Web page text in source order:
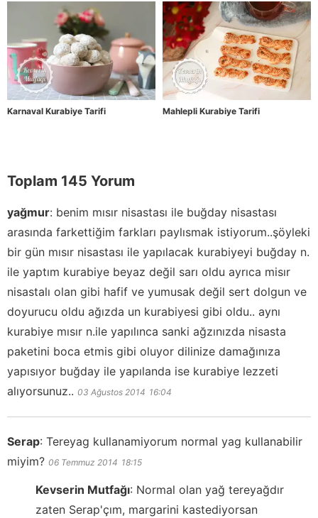
Karnaval Kurabiye Tarifi Mahlepli Kurabiye Tarifi
Toplam 145 Yorum
yağmur: benim mısır nisastası ile buğday nisastası
arasında farkettiğim farkları paylısmak istiyorum..şöyleki
bir gün mısır nisastası ile yapılacak kurabiyeyi buğday n.
ile yaptım kurabiye beyaz değil sarı oldu ayrıca misır
nisastalı olan gibi hafif ve yumusak değil sert dolgun ve
doyurucu oldu ağızda un kurabiyesi gibi oldu.. aynı
kurabiye mısır n.ile yapılınca sanki ağzınızda nisasta
paketini boca etmis gibi oluyor dilinize damağınıza
yapısıyor buğday ile yapılanda ise kurabiye lezzeti
alıyorsunuz.. 03 Ağustos 2014 16:04
Serap: Tereyag kullanamiyorum normal yag kullanabilir
miyim? 06 Temmuz 2014 18:15
Kevserin Mutfağı: Normal olan yağ tereyağdır
zaten Serap'çım, margarini kastediyorsan